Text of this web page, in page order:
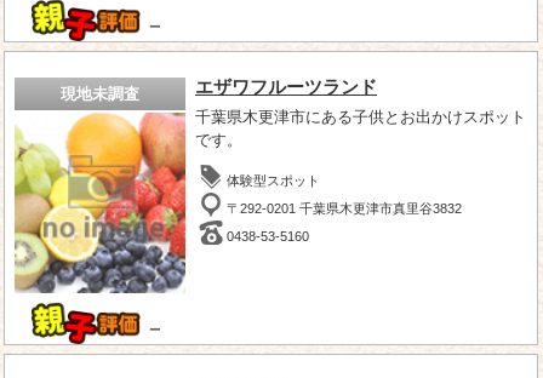
－
現地未調査
－
エザワフルーツランド
千葉県木更津市にある子供とお出かけスポット
です。
体験型スポット
〒292-0201 千葉県木更津市真里谷3832
0438-53-5160